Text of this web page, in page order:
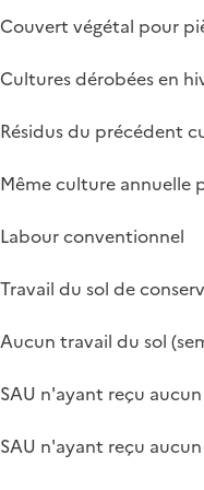
Couvert végétal pour
Cultures dérobées en
Résidus du précédent
Même culture annuelle
Labour conventionnel
Travail du sol de
Aucun travail du sol
SAU n'ayant reçu
SAU n'ayant reçu